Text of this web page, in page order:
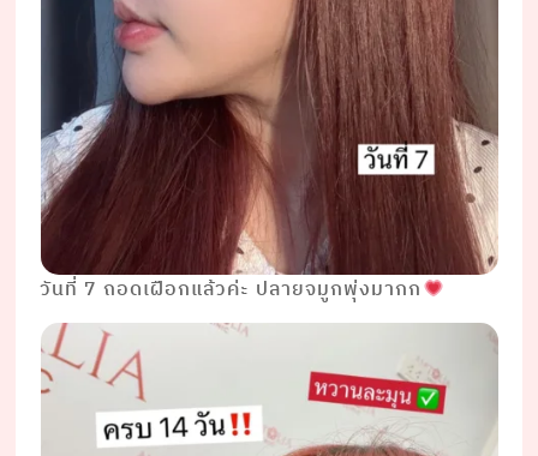
วันที่ 7 ถอดเฝือกแล้วค่ะ ปลายจมูกพุ่งมากก